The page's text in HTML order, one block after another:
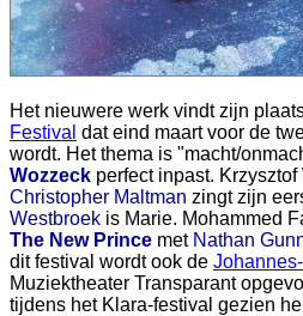
Het nieuwere werk vindt zijn
Festival dat eind maart voor de
wordt. Het thema is "macht/
Wozzeck perfect inpast.
Christopher Maltman zingt zijn
Westbroek is Marie. Mohammed
The New Prince met Nathan
dit festival wordt ook de
Muziektheater Transparant
tijdens het Klara-festival gezien